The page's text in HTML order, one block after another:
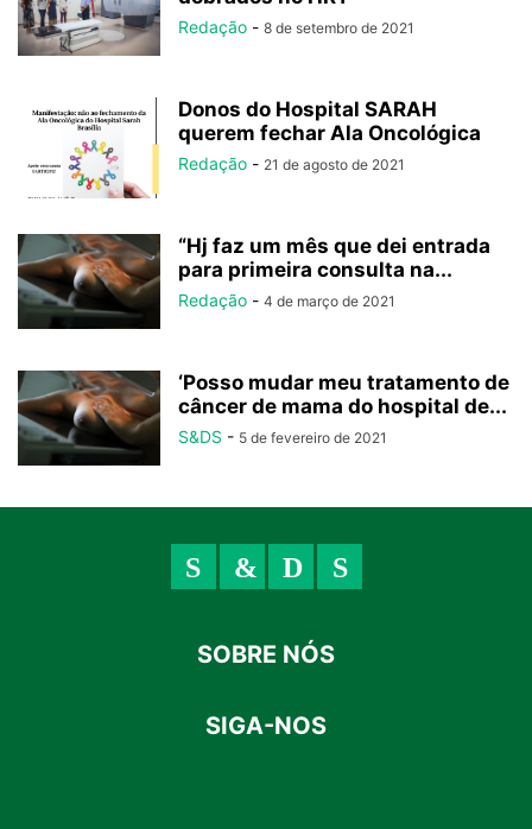
Redação - 8 de setembro de 2021
Donos do Hospital SARAH
querem fechar Ala Oncológica
Redação - 21 de agosto de 2021
“Hj faz um mês que dei entrada
para primeira consulta na...
Redação - 4 de março de 2021
‘Posso mudar meu tratamento de
câncer de mama do hospital de...
S&DS - 5 de fevereiro de 2021
SOBRE NÓS
SIGA-NOS